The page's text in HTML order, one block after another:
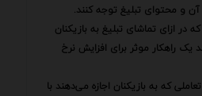
و محتوای تبلیغ توجه کنند.
در ازای تماشای تبلیغ به بازیکنان
راهکار موثر برای افزایش نرخ
که به بازیکنان اجازه می‌دهند با